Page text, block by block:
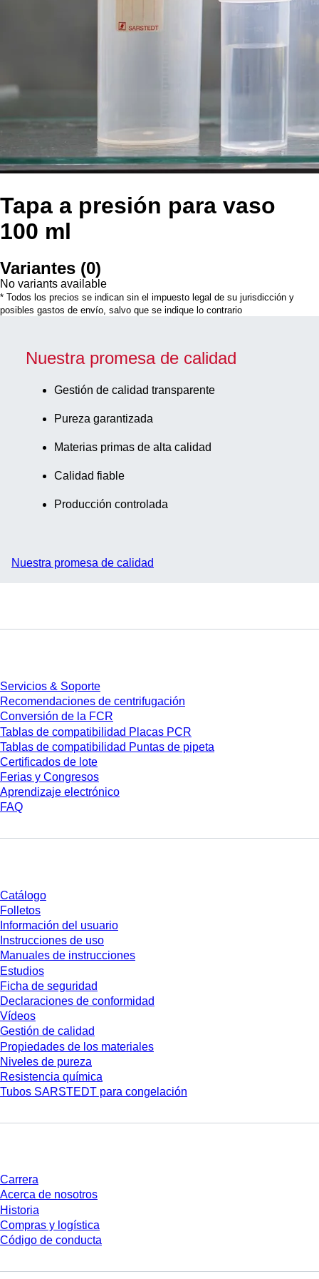
Tapa a presión para vaso
100 ml
Variantes (0)
No variants available
* Todos los precios se indican sin el impuesto legal de su jurisdicción y
posibles gastos de envío, salvo que se indique lo contrario
Nuestra promesa de calidad
Gestión de calidad transparente
Pureza garantizada
Materias primas de alta calidad
Calidad fiable
Producción controlada
Nuestra promesa de calidad
Servicios & Soporte
Recomendaciones de centrifugación
Conversión de la FCR
Tablas de compatibilidad Placas PCR
Tablas de compatibilidad Puntas de pipeta
Certificados de lote
Ferias y Congresos
Aprendizaje electrónico
FAQ
Catálogo
Folletos
Información del usuario
Instrucciones de uso
Manuales de instrucciones
Estudios
Ficha de seguridad
Declaraciones de conformidad
Vídeos
Gestión de calidad
Propiedades de los materiales
Niveles de pureza
Resistencia química
Tubos SARSTEDT para congelación
Carrera
Acerca de nosotros
Historia
Compras y logística
Código de conducta